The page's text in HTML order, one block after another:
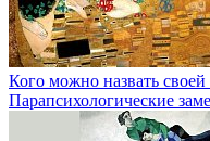
Кого можно назвать
Парапсихологические